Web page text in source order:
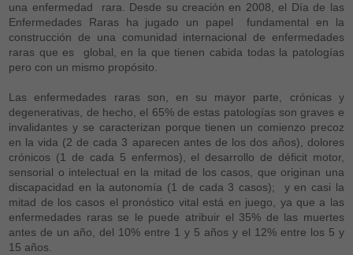
una enfermedad rara. Desde su creación en 2008, el Día de las
Enfermedades Raras ha jugado un papel fundamental en la
construcción de una comunidad internacional de enfermedades
raras que es global, en la que tienen cabida todas la patologías
pero con un mismo propósito.
Las enfermedades raras son, en su mayor parte, crónicas y
degenerativas, de hecho, el 65% de estas patologías son graves e
invalidantes y se caracterizan porque tienen un comienzo precoz
en la vida (2 de cada 3 aparecen antes de los dos años), dolores
crónicos (1 de cada 5 enfermos), el desarrollo de déficit motor,
sensorial o intelectual en la mitad de los casos, que originan una
discapacidad en la autonomía (1 de cada 3 casos); y en casi la
mitad de los casos el pronóstico vital está en juego, ya que a las
enfermedades raras se le puede atribuir el 35% de las muertes
antes de un año, del 10% entre 1 y 5 años y el 12% entre los 5 y
15 años.